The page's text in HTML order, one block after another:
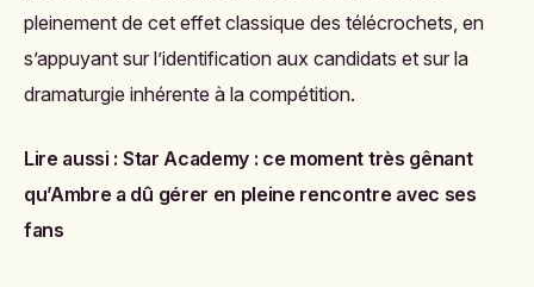
pleinement de cet effet classique des télécrochets, en
s’appuyant sur l’identification aux candidats et sur la
dramaturgie inhérente à la compétition.
Lire aussi : Star Academy : ce moment très gênant
qu’Ambre a dû gérer en pleine rencontre avec ses
fans